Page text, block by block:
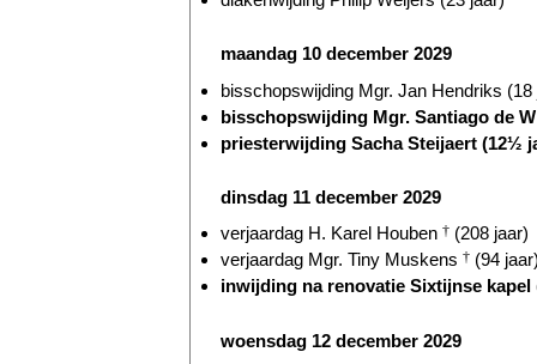
maandag 10 december 2029
bisschopswijding Mgr. Jan Hendriks (18
bisschopswijding Mgr. Santiago de
priesterwijding Sacha Steijaert (12½
dinsdag 11 december 2029
verjaardag H. Karel Houben † (208 jaar)
verjaardag Mgr. Tiny Muskens † (94
inwijding na renovatie Sixtijnse kapel
woensdag 12 december 2029